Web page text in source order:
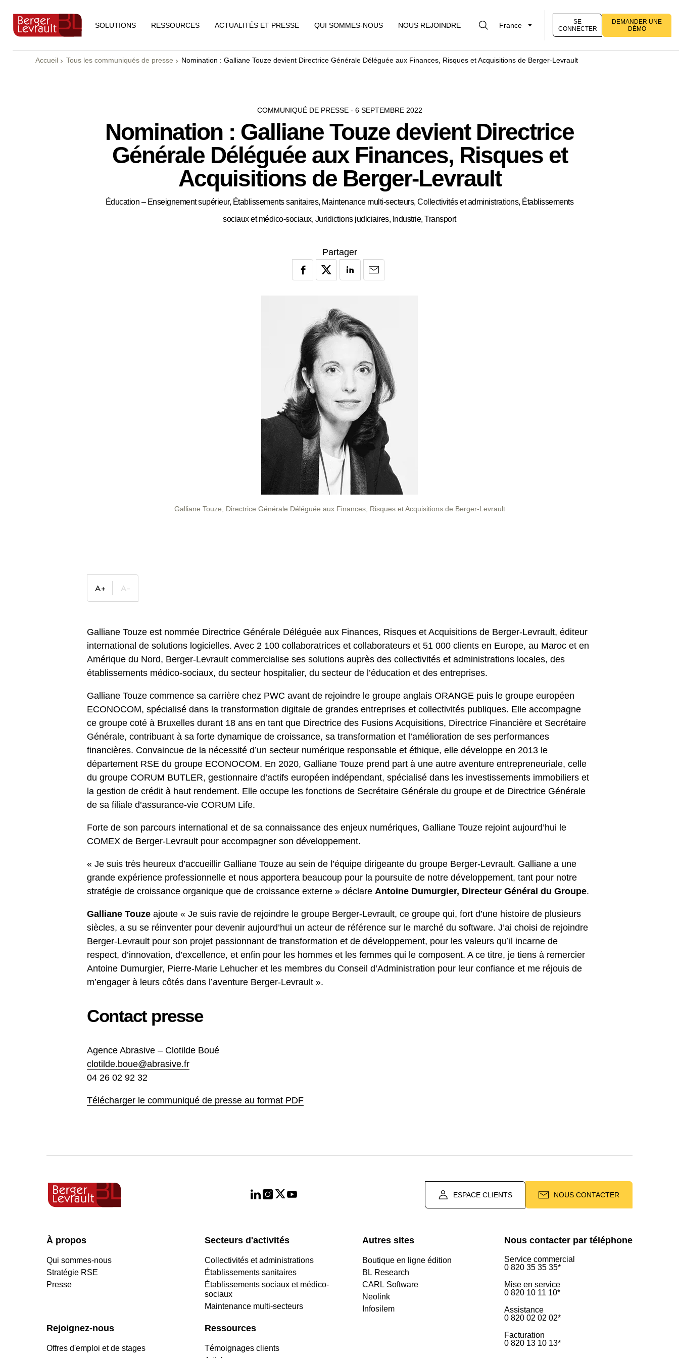
SOLUTIONS RESSOURCES ACTUALITÉS ET PRESSE QUI SOMMES-NOUS NOUS REJOINDRE France
SE
CONNECTER
DEMANDER UNE
DÉMO
Accueil Tous les communiqués de presse Nomination : Galliane Touze devient Directrice Générale Déléguée aux Finances, Risques et Acquisitions de Berger-Levrault
COMMUNIQUÉ DE PRESSE - 6 SEPTEMBRE 2022
Nomination : Galliane Touze devient Directrice
Générale Déléguée aux Finances, Risques et
Acquisitions de Berger-Levrault
Éducation – Enseignement supérieur, Établissements sanitaires, Maintenance multi-secteurs, Collectivités et administrations, Établissements
sociaux et médico-sociaux, Juridictions judiciaires, Industrie, Transport
Partager
Galliane Touze, Directrice Générale Déléguée aux Finances, Risques et Acquisitions de Berger-Levrault
Galliane Touze est nommée Directrice Générale Déléguée aux Finances, Risques et Acquisitions de Berger-Levrault, éditeur
international de solutions logicielles. Avec 2 100 collaboratrices et collaborateurs et 51 000 clients en Europe, au Maroc et en
Amérique du Nord, Berger-Levrault commercialise ses solutions auprès des collectivités et administrations locales, des
établissements médico-sociaux, du secteur hospitalier, du secteur de l’éducation et des entreprises.
Galliane Touze commence sa carrière chez PWC avant de rejoindre le groupe anglais ORANGE puis le groupe européen
ECONOCOM, spécialisé dans la transformation digitale de grandes entreprises et collectivités publiques. Elle accompagne
ce groupe coté à Bruxelles durant 18 ans en tant que Directrice des Fusions Acquisitions, Directrice Financière et Secrétaire
Générale, contribuant à sa forte dynamique de croissance, sa transformation et l’amélioration de ses performances
financières. Convaincue de la nécessité d’un secteur numérique responsable et éthique, elle développe en 2013 le
département RSE du groupe ECONOCOM. En 2020, Galliane Touze prend part à une autre aventure entrepreneuriale, celle
du groupe CORUM BUTLER, gestionnaire d’actifs européen indépendant, spécialisé dans les investissements immobiliers et
la gestion de crédit à haut rendement. Elle occupe les fonctions de Secrétaire Générale du groupe et de Directrice Générale
de sa filiale d’assurance-vie CORUM Life.
Forte de son parcours international et de sa connaissance des enjeux numériques, Galliane Touze rejoint aujourd’hui le
COMEX de Berger-Levrault pour accompagner son développement.
« Je suis très heureux d’accueillir Galliane Touze au sein de l’équipe dirigeante du groupe Berger-Levrault. Galliane a une
grande expérience professionnelle et nous apportera beaucoup pour la poursuite de notre développement, tant pour notre
stratégie de croissance organique que de croissance externe » déclare Antoine Dumurgier, Directeur Général du Groupe.
Galliane Touze ajoute « Je suis ravie de rejoindre le groupe Berger-Levrault, ce groupe qui, fort d’une histoire de plusieurs
siècles, a su se réinventer pour devenir aujourd’hui un acteur de référence sur le marché du software. J’ai choisi de rejoindre
Berger-Levrault pour son projet passionnant de transformation et de développement, pour les valeurs qu’il incarne de
respect, d’innovation, d’excellence, et enfin pour les hommes et les femmes qui le composent. A ce titre, je tiens à remercier
Antoine Dumurgier, Pierre-Marie Lehucher et les membres du Conseil d’Administration pour leur confiance et me réjouis de
m’engager à leurs côtés dans l’aventure Berger-Levrault ».
Contact presse
Agence Abrasive – Clotilde Boué
clotilde.boue@abrasive.fr
04 26 02 92 32
Télécharger le communiqué de presse au format PDF
ESPACE CLIENTS NOUS CONTACTER
À propos
Qui sommes-nous
Stratégie RSE
Presse
Secteurs d'activités
Collectivités et administrations
Établissements sanitaires
Établissements sociaux et médico-
sociaux
Maintenance multi-secteurs
Autres sites
Boutique en ligne édition
BL Research
CARL Software
Neolink
Infosilem
Rejoignez-nous
Offres d'emploi et de stages
Ressources
Témoignages clients
Nous contacter par téléphone
Service commercial
0 820 35 35 35*
Mise en service
0 820 10 11 10*
Assistance
0 820 02 02 02*
Facturation
0 820 13 10 13*